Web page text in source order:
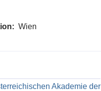
Wien
Akademie der